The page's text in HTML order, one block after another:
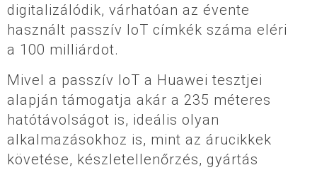
digitalizálódik, várhatóan az évente
használt passzív IoT címkék száma eléri
a 100 milliárdot.
Mivel a passzív IoT a Huawei tesztjei
alapján támogatja akár a 235 méteres
hatótávolságot is, ideális olyan
alkalmazásokhoz is, mint az árucikkek
követése, készletellenőrzés, gyártás